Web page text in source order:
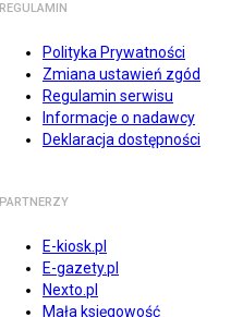
REGULAMIN
Polityka Prywatności
Zmiana ustawień zgód
Regulamin serwisu
Informacje o nadawcy
Deklaracja dostępności
PARTNERZY
E-kiosk.pl
E-gazety.pl
Nexto.pl
Mała księgowość